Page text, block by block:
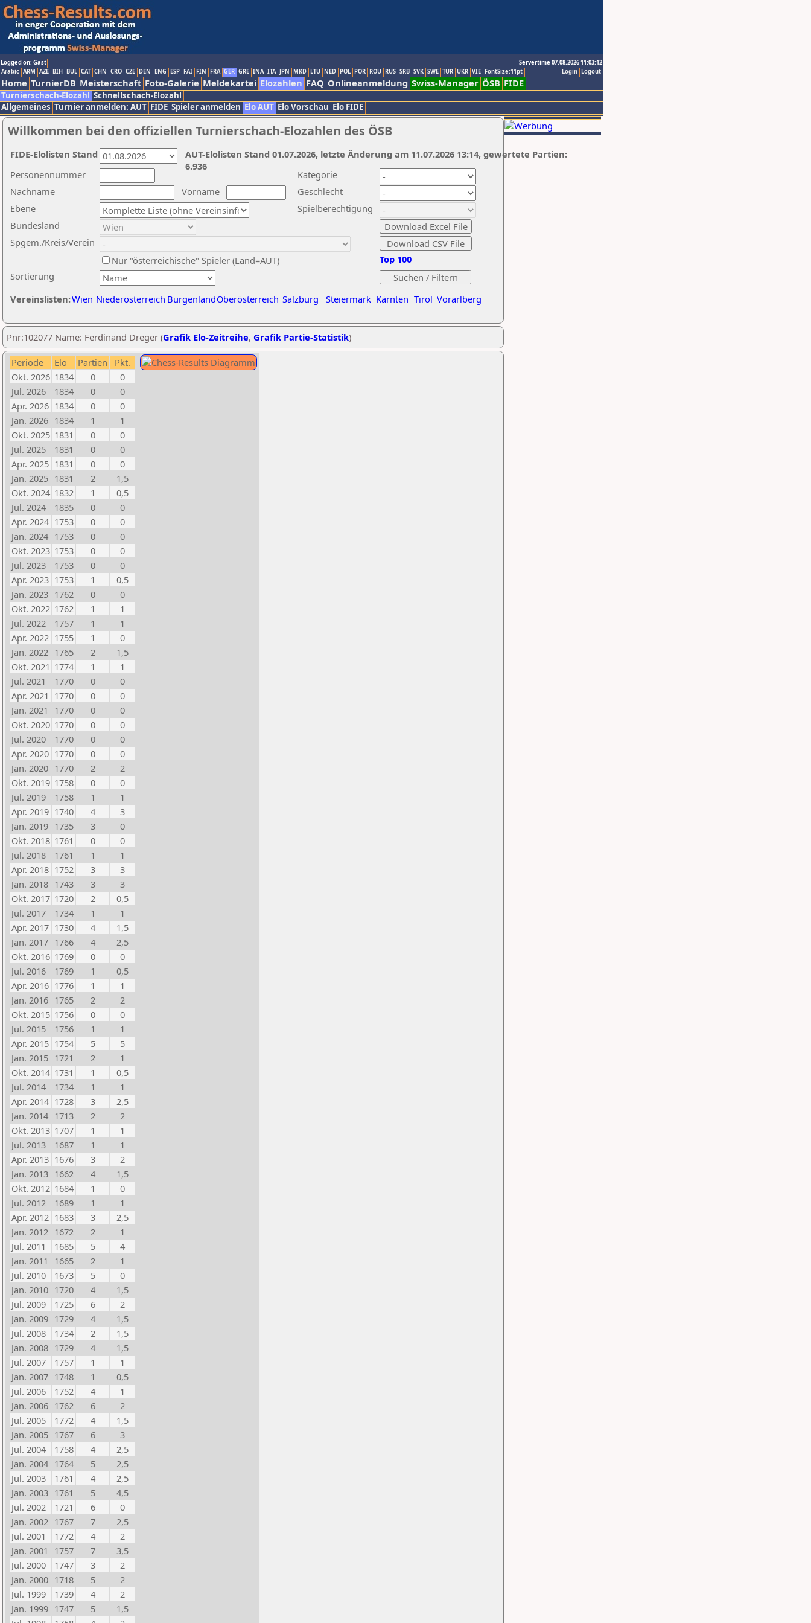
Logged on: Gast
Servertime 07.08.2026 11:03:12
Logout
Login
Arabic ARM AZE BIH BUL CAT CHN CRO CZE DEN ENG ESP FAI FIN FRA GER GRE INA ITA JPN MKD LTU NED POL POR ROU RUS SRB SVK SWE TUR UKR VIE FontSize:11pt
Home TurnierDB Meisterschaft Foto-Galerie Meldekartei Elozahlen FAQ Onlineanmeldung Swiss-Manager ÖSB FIDE
Turnierschach-Elozahl Schnellschach-Elozahl
Allgemeines Turnier anmelden: AUT FIDE Spieler anmelden Elo AUT Elo Vorschau Elo FIDE
Willkommen bei den offiziellen Turnierschach-Elozahlen des ÖSB
Nachname
Vorname
Ebene
Kategorie
Sortierung
Personennummer
Bundesland
Spgem./Kreis/Verein
Geschlecht
Nur "österreichische" Spieler (Land=AUT)
Spielberechtigung
Vereinslisten:Wien Niederösterreich BurgenlandOberösterreich Salzburg Steiermark Kärnten Tirol Vorarlberg
Top 100
AUT-Elolisten Stand 01.07.2026, letzte Änderung am 11.07.2026 13:14, gewertete Partien:
6.936
FIDE-Elolisten Stand
Pnr:102077 Name: Ferdinand Dreger (Grafik Elo-Zeitreihe, Grafik Partie-Statistik)
Periode Elo Partien
Pkt.
Okt. 2026 1834 0
0
Jul. 2026
1834 0
0
Apr. 2026 1834 0
0
Jan. 2026 1834 1
1
Okt. 2025 1831 0
0
Jul. 2025
1831 0
0
Apr. 2025 1831 0
0
Jan. 2025 1831 2
1,5
Okt. 2024 1832 1
0,5
Jul. 2024
1835 0
0
Apr. 2024 1753 0
0
Jan. 2024 1753 0
0
Okt. 2023 1753 0
0
Jul. 2023
1753 0
0
Apr. 2023 1753 1
0,5
Jan. 2023 1762 0
0
Okt. 2022 1762 1
1
Jul. 2022
1757 1
1
Apr. 2022 1755 1
0
Jan. 2022 1765 2
1,5
Okt. 2021 1774 1
1
Jul. 2021
1770 0
0
Apr. 2021 1770 0
0
Jan. 2021
1770 0
0
Okt. 2020 1770 0
0
Jul. 2020
1770 0
0
Apr. 2020 1770 0
0
Jan. 2020 1770 2
2
Okt. 2019 1758 0
0
Jul. 2019
1758 1
1
Apr. 2019 1740 4
3
Jan. 2019 1735 3
0
Okt. 2018 1761 0
0
Jul. 2018
1761 1
1
Apr. 2018 1752 3
3
Jan. 2018 1743 3
3
Okt. 2017 1720 2
0,5
Jul. 2017
1734 1
1
Apr. 2017 1730 4
1,5
Jan. 2017 1766 4
2,5
Okt. 2016 1769 0
0
Jul. 2016
1769 1
0,5
Apr. 2016 1776 1
1
Jan. 2016 1765 2
2
Okt. 2015 1756 0
0
Jul. 2015
1756 1
1
Apr. 2015 1754 5
5
Jan. 2015 1721 2
1
Okt. 2014 1731 1
0,5
Jul. 2014
1734 1
1
Apr. 2014 1728 3
2,5
Jan. 2014 1713 2
2
Okt. 2013 1707 1
1
Jul. 2013
1687 1
1
Apr. 2013 1676 3
2
Jan. 2013 1662 4
1,5
Okt. 2012 1684 1
0
Jul. 2012
1689 1
1
Apr. 2012 1683 3
2,5
Jan. 2012 1672 2
1
Jul. 2011
1685 5
4
Jan. 2011
1665 2
1
Jul. 2010
1673 5
0
Jan. 2010 1720 4
1,5
Jul. 2009
1725 6
2
Jan. 2009 1729 4
1,5
Jul. 2008
1734 2
1,5
Jan. 2008 1729 4
1,5
Jul. 2007
1757 1
1
Jan. 2007 1748 1
0,5
Jul. 2006
1752 4
1
Jan. 2006 1762 6
2
Jul. 2005
1772 4
1,5
Jan. 2005 1767 6
3
Jul. 2004
1758 4
2,5
Jan. 2004 1764 5
2,5
Jul. 2003
1761 4
2,5
Jan. 2003 1761 5
4,5
Jul. 2002
1721 6
0
Jan. 2002 1767 7
2,5
Jul. 2001
1772 4
2
Jan. 2001
1757 7
3,5
Jul. 2000
1747 3
2
Jan. 2000 1718 5
2
Jul. 1999
1739 4
2
Jan. 1999 1747 5
1,5